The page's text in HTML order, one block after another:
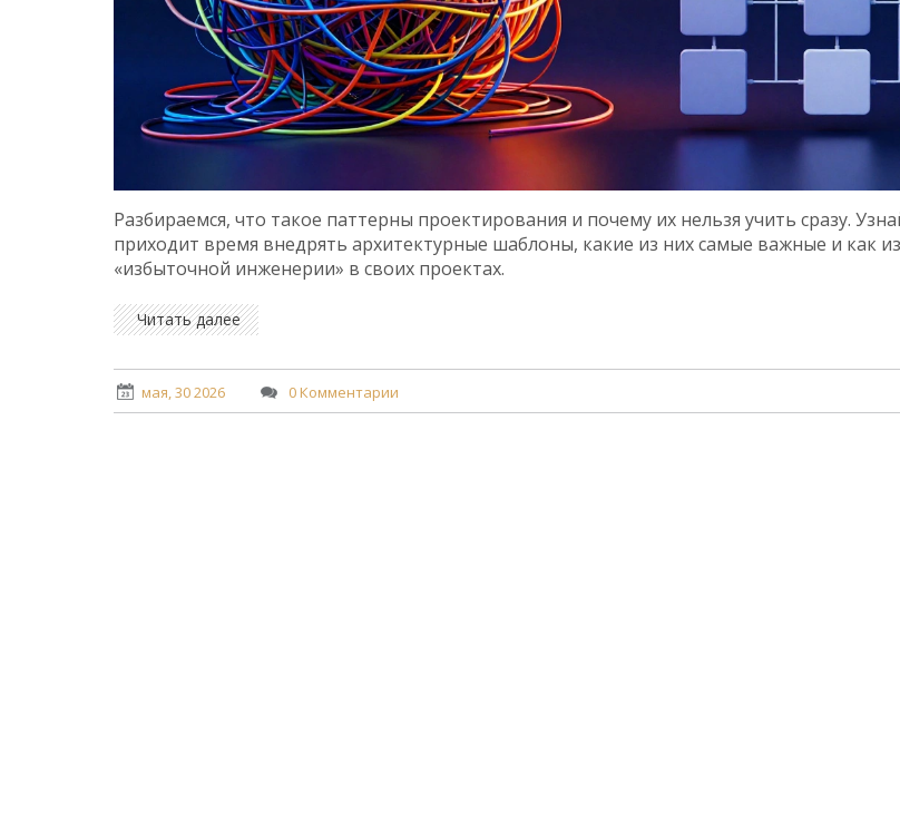
Разбираемся, что такое паттерны проектирования и почему их нельзя учить сразу.
приходит время внедрять архитектурные шаблоны, какие из них самые важные и как
«избыточной инженерии» в своих проектах.
Читать далее
мая, 30 2026 0 Комментарии